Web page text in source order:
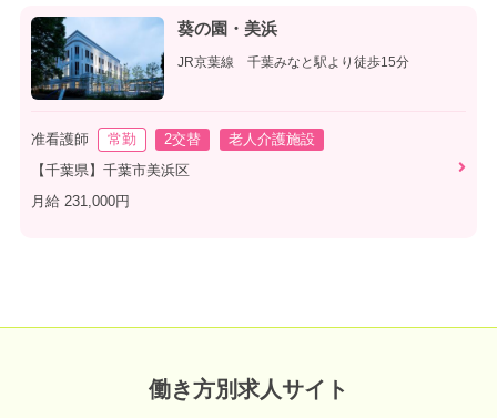
葵の園・美浜
JR京葉線 千葉みなと駅より徒歩15分
准看護師 常勤 2交替
老人介護施設
【千葉県】千葉市美浜区
月給 231,000円
働き方別求人サイト